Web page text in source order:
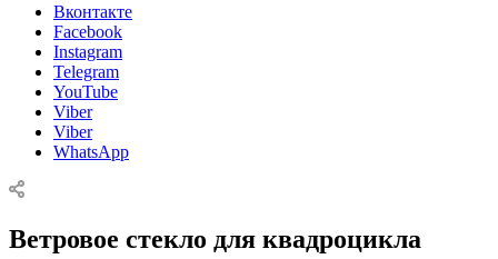
Вконтакте
Facebook
Instagram
Telegram
YouTube
Viber
Viber
WhatsApp
Ветровое стекло для квадроцикла